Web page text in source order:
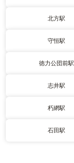
北方駅
守恒駅
徳力公団前駅
志井駅
朽網駅
石田駅